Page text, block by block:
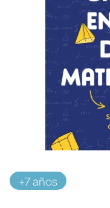
+7 años